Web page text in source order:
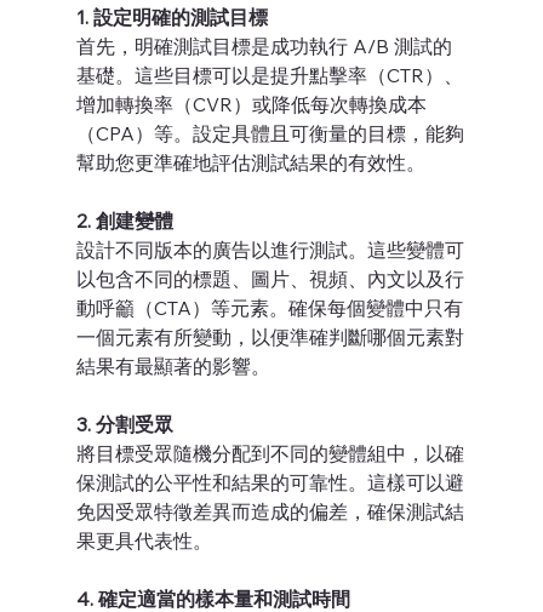
1. 設定明確的測試目標
首先，明確測試目標是成功執行 A/B 測試的
基礎。這些目標可以是提升點擊率（CTR）、
增加轉換率（CVR）或降低每次轉換成本
（CPA）等。設定具體且可衡量的目標，能夠
幫助您更準確地評估測試結果的有效性。
2. 創建變體
設計不同版本的廣告以進行測試。這些變體可
以包含不同的標題、圖片、視頻、內文以及行
動呼籲（CTA）等元素。確保每個變體中只有
一個元素有所變動，以便準確判斷哪個元素對
結果有最顯著的影響。
3. 分割受眾
將目標受眾隨機分配到不同的變體組中，以確
保測試的公平性和結果的可靠性。這樣可以避
免因受眾特徵差異而造成的偏差，確保測試結
果更具代表性。
4. 確定適當的樣本量和測試時間